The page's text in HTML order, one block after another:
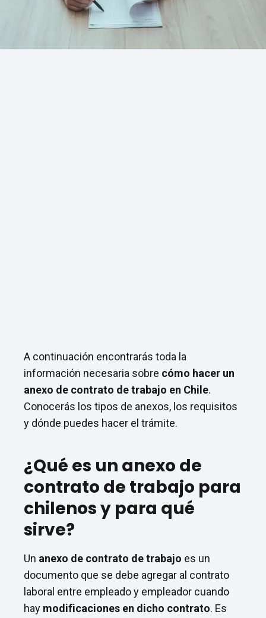
A continuación encontrarás toda la
información necesaria sobre cómo hacer un
anexo de contrato de trabajo en Chile.
Conocerás los tipos de anexos, los requisitos
y dónde puedes hacer el trámite.
¿Qué es un anexo de
contrato de trabajo para
chilenos y para qué
sirve?
Un anexo de contrato de trabajo es un
documento que se debe agregar al contrato
laboral entre empleado y empleador cuando
hay modificaciones en dicho contrato. Es